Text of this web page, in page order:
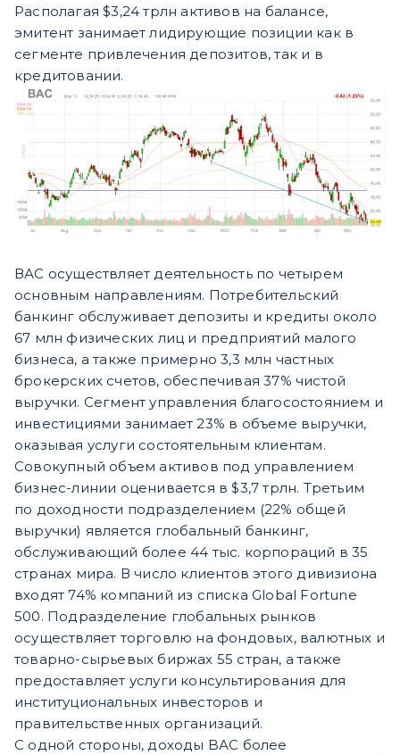
Располагая $3,24 трлн активов на балансе,
эмитент занимает лидирующие позиции как в
сегменте привлечения депозитов, так и в
кредитовании.
ВАС осуществляет деятельность по четырем
основным направлениям. Потребительский
банкинг обслуживает депозиты и кредиты около
67 млн физических лиц и предприятий малого
бизнеса, а также примерно 3,3 млн частных
брокерских счетов, обеспечивая 37% чистой
выручки. Сегмент управления благосостоянием и
инвестициями занимает 23% в объеме выручки,
оказывая услуги состоятельным клиентам.
Совокупный объем активов под управлением
бизнес-линии оценивается в $3,7 трлн. Третьим
по доходности подразделением (22% общей
выручки) является глобальный банкинг,
обслуживающий более 44 тыс. корпораций в 35
странах мира. В число клиентов этого дивизиона
входят 74% компаний из списка Global Fortune
500. Подразделение глобальных рынков
осуществляет торговлю на фондовых, валютных и
товарно-сырьевых биржах 55 стран, а также
предоставляет услуги консультирования для
институциональных инвесторов и
правительственных организаций.
С одной стороны, доходы BАС более